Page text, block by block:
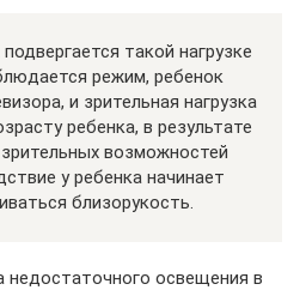
такой нагрузке
режим, ребенок
и зрительная нагрузка
ребенка, в результате
возможностей
у ребенка начинает
близорукость.
недостаточного освещения в